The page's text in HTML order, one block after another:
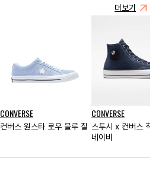
더보기
CONVERSE
컨버스 원스타 로우 블루 칠
CONVERSE
스투시 x 컨버스 척
네이비